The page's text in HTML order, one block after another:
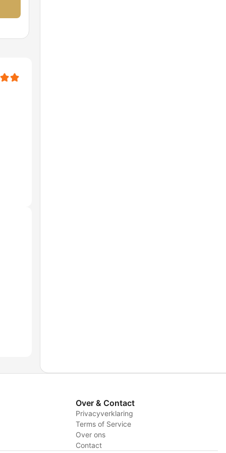
Over & Contact
Privacyverklaring
Terms of Service
Over ons
Contact